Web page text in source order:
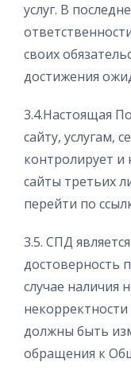
услуг. В
своих
достижения
3.4.Настоящая
сайту, услугам,
контролирует и
сайты третьих
перейти по
3.5. СПД
достоверность
случае наличия
должны быть
обращения к